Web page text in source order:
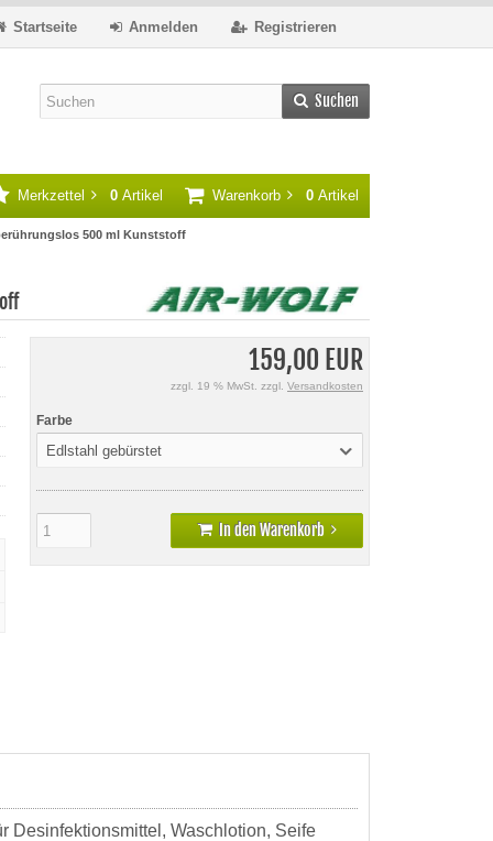
Registrieren
Anmelden
Startseite
Suchen
Warenkorb 0 Artikel
Merkzettel 0 Artikel
500 ml Kunststoff
159,00 EUR
zzgl. 19 % MwSt. zzgl. Versandkosten
Farbe
Edlstahl gebürstet
In den Warenkorb
Desinfektionsmittel, Waschlotion, Seife